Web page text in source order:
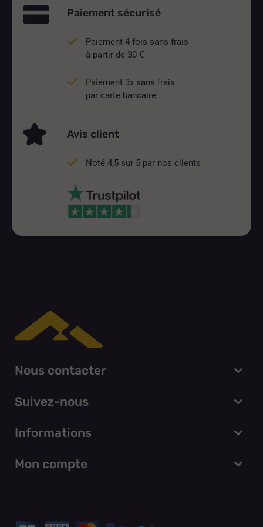
Paiement sécurisé
Paiement 4 fois sans frais
à partir de 30 €
Paiement 3x sans frais
par carte bancaire
Avis client
Noté 4,5 sur 5 par nos clients
Nous contacter
Suivez-nous
Informations
Mon compte